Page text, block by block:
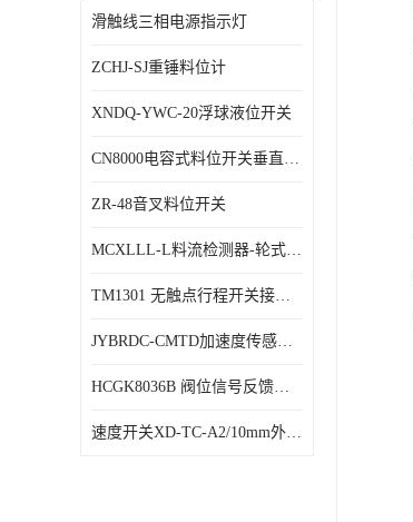
滑触线三相电源指示灯
ZCHJ-SJ重锤料位计
XNDQ-YWC-20浮球液位开关
CN8000电容式料位开关垂直安装时
ZR-48音叉料位开关
MCXLLL-L料流检测器-轮式煤流信号控制器
TM1301 无触点行程开关接线在交通设备中的稳定性
JYBRDC-CMTD加速度传感器距离远
HCGK8036B 阀位信号反馈装置 限位开关
速度开关XD-TC-A2/10mm外形图